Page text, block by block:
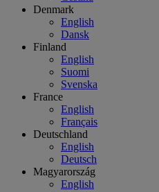
Denmark
English
Dansk
Finland
English
Suomi
Svenska
France
English
Français
Deutschland
English
Deutsch
Magyarország
English